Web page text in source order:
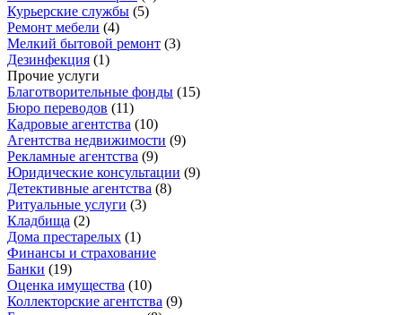
Курьерские службы (5)
Ремонт мебели (4)
Мелкий бытовой ремонт (3)
Дезинфекция (1)
Прочие услуги
Благотворительные фонды (15)
Бюро переводов (11)
Кадровые агентства (10)
Агентства недвижимости (9)
Рекламные агентства (9)
Юридические консультации (9)
Детективные агентства (8)
Ритуальные услуги (3)
Кладбища (2)
Дома престарелых (1)
Финансы и страхование
Банки (19)
Оценка имущества (10)
Коллекторские агентства (9)